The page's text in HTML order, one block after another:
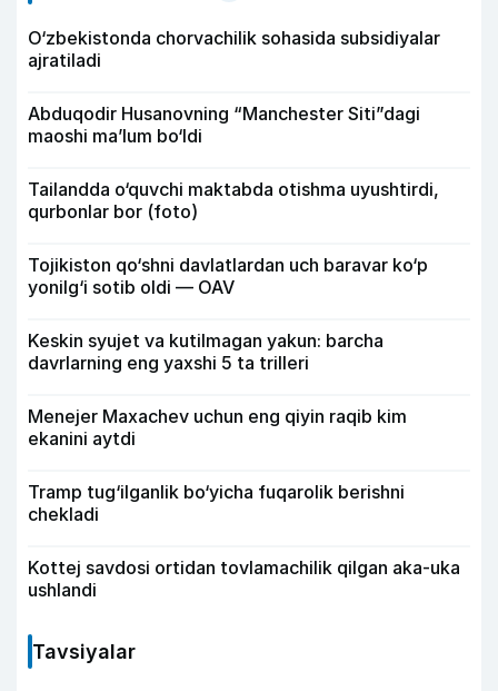
O‘zbekistonda chorvachilik sohasida subsidiyalar
ajratiladi
Abduqodir Husanovning “Manchester Siti”dagi
maoshi ma’lum bo‘ldi
Tailandda o‘quvchi maktabda otishma uyushtirdi,
qurbonlar bor (foto)
Tojikiston qo‘shni davlatlardan uch baravar ko‘p
yonilg‘i sotib oldi — OAV
Keskin syujet va kutilmagan yakun: barcha
davrlarning eng yaxshi 5 ta trilleri
Menejer Maxachev uchun eng qiyin raqib kim
ekanini aytdi
Tramp tug‘ilganlik bo‘yicha fuqarolik berishni
chekladi
Kottej savdosi ortidan tovlamachilik qilgan aka-uka
ushlandi
Tavsiyalar